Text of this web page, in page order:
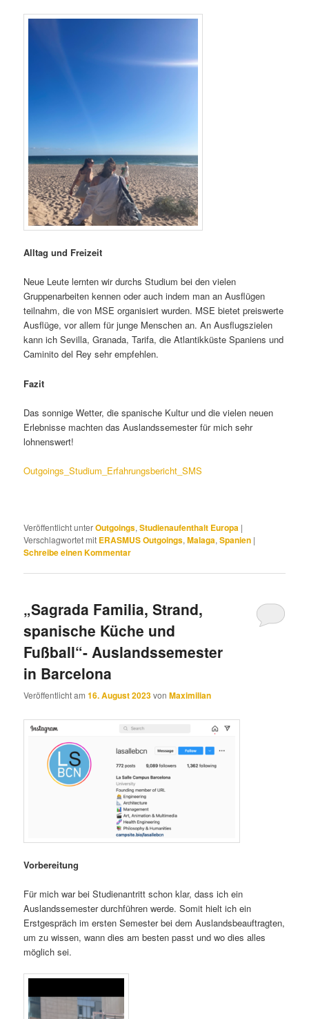
Alltag und Freizeit
Neue Leute lernten wir durchs Studium bei den vielen
Gruppenarbeiten kennen oder auch indem man an Ausflügen
teilnahm, die von MSE organisiert wurden. MSE bietet preiswerte
Ausflüge, vor allem für junge Menschen an. An Ausflugszielen
kann ich Sevilla, Granada, Tarifa, die Atlantikküste Spaniens und
Caminito del Rey sehr empfehlen.
Fazit
Das sonnige Wetter, die spanische Kultur und die vielen neuen
Erlebnisse machten das Auslandssemester für mich sehr
lohnenswert!
Outgoings_Studium_Erfahrungsbericht_SMS
Veröffentlicht unterOutgoings,Studienaufenthalt Europa |
Verschlagwortet mit ERASMUS Outgoings,Malaga,Spanien |
Schreibe einen Kommentar
„Sagrada Familia, Strand,
spanische Küche und
Fußball“- Auslandssemester
in Barcelona
Veröffentlicht am16. August 2023vonMaximilian
Vorbereitung
Für mich war bei Studienantritt schon klar, dass ich ein
Auslandssemester durchführen werde. Somit hielt ich ein
Erstgespräch im ersten Semester bei dem Auslandsbeauftragten,
um zu wissen, wann dies am besten passt und wo dies alles
möglich sei.